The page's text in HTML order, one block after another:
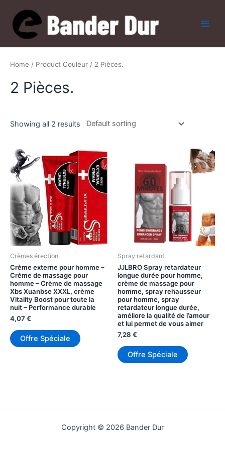
content
Home / Product Couleur / 2 Pièces.
2 Pièces.
Showing all 2 results
Crèmes érection
Crème externe pour homme –
Crème de massage pour
homme – Crème de massage
Xbs Xuanbse XXXL, crème
Vitality Boost pour toute la
nuit – Performance durable
4,07€
Offre Spéciale
Spray retardant
JJLBRO Spray retardateur
longue durée pour homme,
crème de massage pour
homme, spray rehausseur
pour homme, spray
retardateur longue durée,
améliore la qualité de l’amour
et lui permet de vous aimer
7,28 €
Offre Spéciale
Copyright © 2026 Bander Dur